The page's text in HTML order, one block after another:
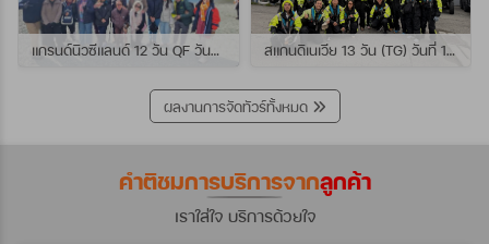
แกรนด์นิวซีแลนด์ 12 วัน QF วันที่ 22 กรกฎาคม - 3 สิงหาคม 2569 เดินทางกับไกด์พี่โจ้ สแกนดิเนเวีย 13 วัน (TG) วันที่ 10-22 กรกฏาคม 2569 เดินทางกับไกด์พี่เต้ย
ผลงานการจัดทัวร์ทั้งหมด
คำติชมการบริการจากลูกค้า
เราใส่ใจ บริการด้วยใจ